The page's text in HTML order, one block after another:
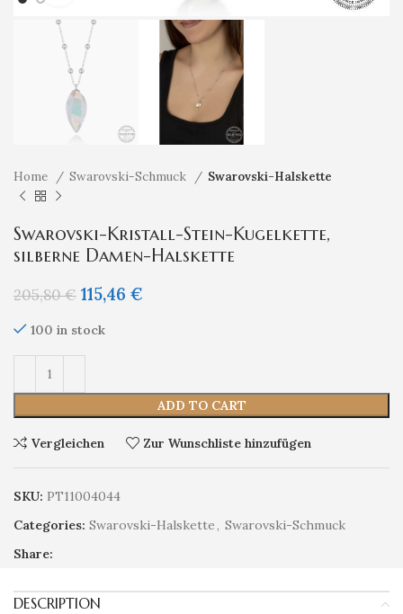
Home Swarovski-Schmuck Swarovski-Halskette
Swarovski-Kristall-Stein-Kugelkette,
silberne Damen-Halskette
205,80€ 115,46 €
100 in stock
ADD TO CART
Vergleichen Zur Wunschliste hinzufügen
SKU: PT11004044
Categories: Swarovski-Halskette, Swarovski-Schmuck
Share:
DESCRIPTION